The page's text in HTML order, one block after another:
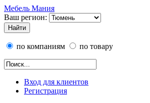
Мебель Мания
Ваш регион:
по компаниям по товару
Вход для клиентов
Регистрация